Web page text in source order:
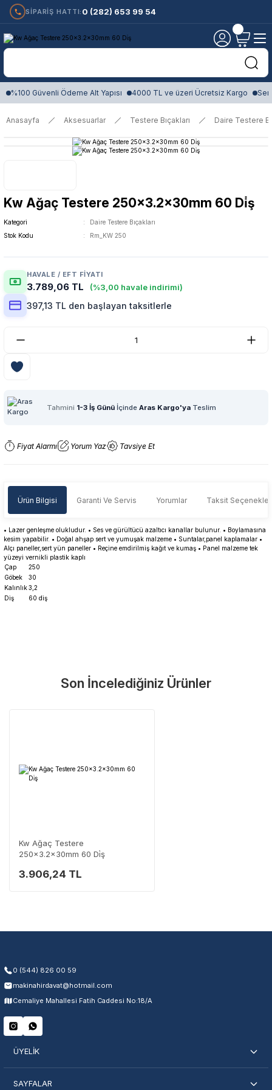
SİPARİŞ HATTI: 0 (282) 653 99 54
%100 Güvenli Ödeme Alt Yapısı 4000 TL ve üzeri Ücretsiz Kargo
Anasayfa Aksesuarlar Testere Bıçakları Daire Testere
Kw Ağaç Testere 250x3.2x30mm 60 Di̇ş
Kategori
Daire Testere Bıçakları
Stok Kodu
Rm_KW 250
HAVALE / EFT FIYATI
3.789,06 TL (%3,00 havale indirimi)
397,13 TL den başlayan taksitlerle
Tahmini 1-3 İş Günü İçinde Aras Kargo'ya Teslim
Fiyat Alarmı Yorum Yaz Tavsiye Et
Ürün Bilgisi Garanti Ve Servis Yorumlar Taksit
• Lazer genleşme olukludur. • Ses ve gürültücü azaltıcı kanallar bulunur. • Boylamasına
kesim yapabilir. • Doğal ahşap sert ve yumuşak malzeme • Suntalar,panel kaplamalar •
Alçı paneller,sert yün paneller • Reçine emdirilmiş kağıt ve kumaş • Panel malzeme tek
yüzeyi vernikli plastik kaplı
Çap
250
Göbek
30
Kalınlık3,2
Diş
60 diş
Tüm ürünlerimiz üretici firma garantisi altındadır. Size en yakın
Orijinal garanti belgeli ürünler
Garanti Kapsamı
Servisi Nasıl Bulurum?
Yorum Yaz
Son İncelediğiniz Ürünler
Kw Ağaç Testere
250x3.2x30mm 60 Di̇ş
3.906,24 TL
0 (544) 826 00 59
makinahirdavat@hotmail.com
Cemaliye Mahallesi Fatih Caddesi No:18/A
ÜYELİK
SAYFALAR